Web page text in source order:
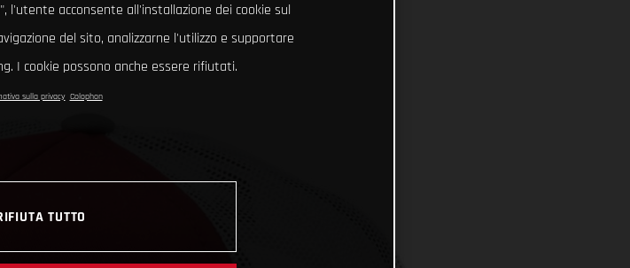
l'utente acconsente all'installazione dei cookie sul
del sito, analizzarne l'utilizzo e supportare
I cookie possono anche essere rifiutati.
sulla privacy Colophon
TUTTO